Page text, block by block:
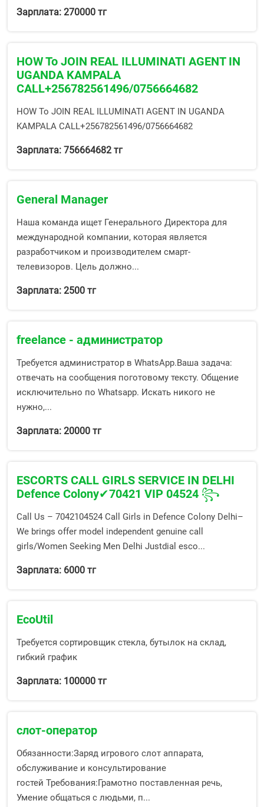
Зарплата: 270000 тг
HOW To JOIN REAL ILLUMINATI AGENT IN
UGANDA KAMPALA
CALL+256782561496/0756664682
HOW To JOIN REAL ILLUMINATI AGENT IN UGANDA
KAMPALA CALL+256782561496/0756664682
Зарплата: 756664682 тг
General Manager
Наша команда ищет Генерального Директора для
международной компании, которая является
разработчиком и производителем смарт-
телевизоров. Цель должно...
Зарплата: 2500 тг
freelance - администратор
Требуется администратор в WhatsApp.Ваша задача:
отвечать на сообщения поготовому тексту. Общение
исключительно по Whatsapp. Искать никого не
нужно,...
Зарплата: 20000 тг
ESCORTS CALL GIRLS SERVICE IN DELHI
Defence Colony✔70421 VIP 04524 ꧂
Call Us – 7042104524 Call Girls in Defence Colony Delhi–
We brings offer model independent genuine call
girls/Women Seeking Men Delhi Justdial esco...
Зарплата: 6000 тг
EcoUtil
Требуется сортировщик стекла, бутылок на склад,
гибкий график
Зарплата: 100000 тг
cлот-оператор
Обязанности:Заряд игрового слот аппарата,
обслуживание и консультирование
гостей Требования:Грамотно поставленная речь,
Умение общаться с людьми, п...